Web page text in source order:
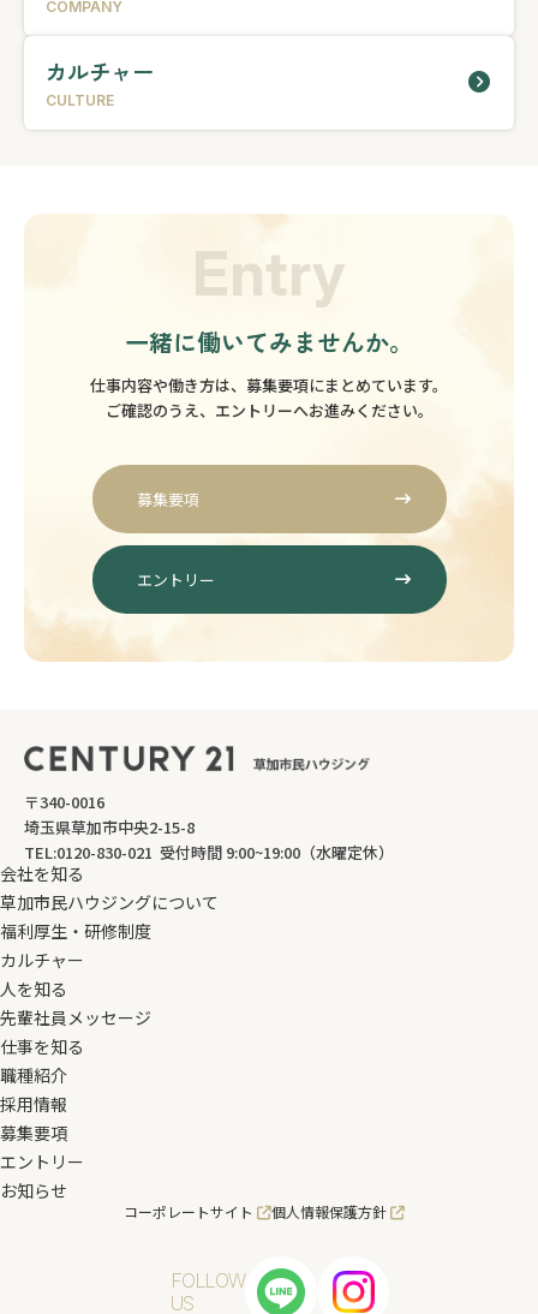
COMPANY
カルチャー
CULTURE
Entry
一緒に働いてみませんか。
仕事内容や働き方は、募集要項にまとめています。
ご確認のうえ、エントリーへお進みください。
募集要項
エントリー
〒340-0016
埼玉県草加市中央2-15-8
TEL:0120-830-021 受付時間 9:00~19:00（水曜定休）
会社を知る
草加市民ハウジングについて
福利厚生・研修制度
カルチャー
人を知る
先輩社員メッセージ
仕事を知る
職種紹介
採用情報
募集要項
エントリー
お知らせ
コーポレートサイト 個人情報保護方針
FOLLOW
US